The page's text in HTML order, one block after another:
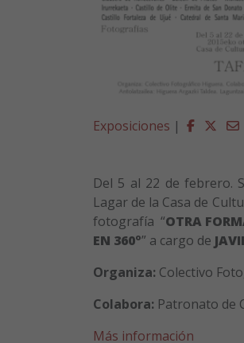
Exposiciones |
Del 5 al 22 de febrero.
Lagar de la Casa de
fotografía “OTRA
EN 360º” a cargo de
Organiza: Colectivo
Colabora: Patronato de
Más información